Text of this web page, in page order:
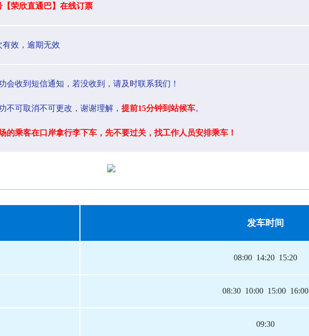
【荣欣直通巴】在线订票
效，逾期无效
会收到短信通知，若没收到，请及时联系我们！
不可取消不可更改，谢谢理解， 提前15分钟到站候车。
的乘客在口岸拿行李下车，先不要过关，找工作人员安排乘车！
发车时间
08:00 14:20 15:20
08:30 10:00 15:00 16:00
09:30